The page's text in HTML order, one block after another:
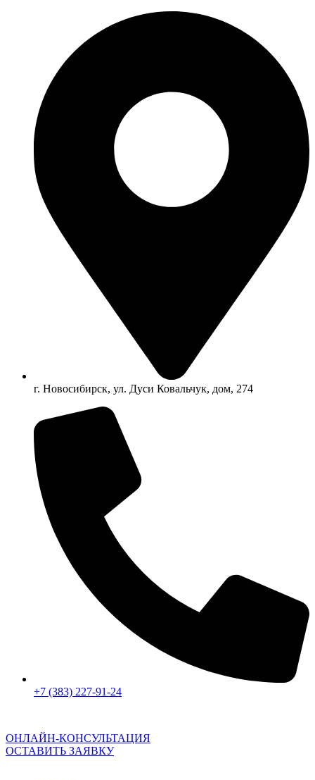
г. Новосибирск, ул. Дуси Ковальчук, дом, 274
+7 (383) 227-91-24
ОНЛАЙН-КОНСУЛЬТАЦИЯ
ОСТАВИТЬ ЗАЯВКУ